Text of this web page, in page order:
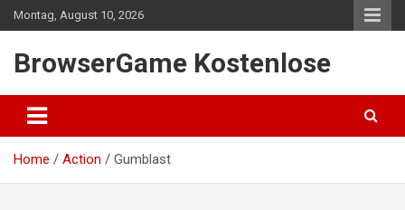
Skip
to
Montag, August 10, 2026
BrowserGame Kostenlose
Home Action Gumblast